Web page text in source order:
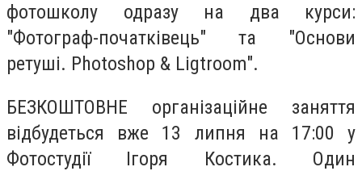
фотошколу одразу на два курси:
"Фотограф-початківець" та "Основи
ретуші. Photoshop & Ligtroom".
БЕЗКОШТОВНЕ організаційне заняття
відбудеться вже 13 липня на 17:00 у
Фотостудії Ігоря Костика. Один